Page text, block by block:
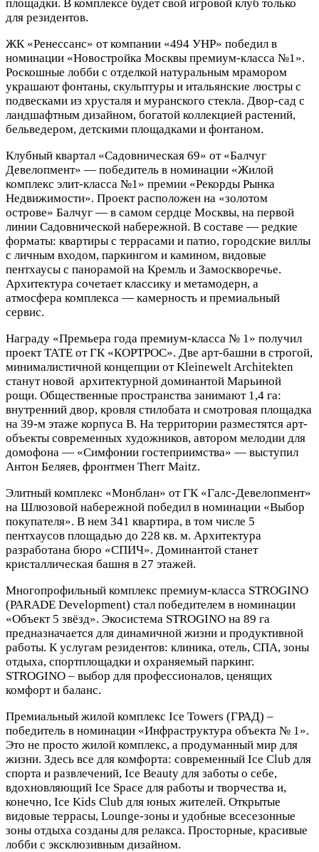
площадки. В комплексе будет свой игровой клуб только
для резидентов.
ЖК «Ренессанс» от компании «494 УНР» победил в
номинации «Новостройка Москвы премиум-класса №1».
Роскошные лобби с отделкой натуральным мрамором
украшают фонтаны, скульптуры и итальянские люстры с
подвесками из хрусталя и муранского стекла. Двор-сад с
ландшафтным дизайном, богатой коллекцией растений,
бельведером, детскими площадками и фонтаном.
Клубный квартал «Садовническая 69» от «Балчуг
Девелопмент» — победитель в номинации «Жилой
комплекс элит-класса №1» премии «Рекорды Рынка
Недвижимости». Проект расположен на «золотом
острове» Балчуг — в самом сердце Москвы, на первой
линии Садовнической набережной. В составе — редкие
форматы: квартиры с террасами и патио, городские виллы
с личным входом, паркингом и камином, видовые
пентхаусы с панорамой на Кремль и Замоскворечье.
Архитектура сочетает классику и метамодерн, а
атмосфера комплекса — камерность и премиальный
сервис.
Награду «Премьера года премиум-класса № 1» получил
проект ТАТЕ от ГК «КОРТРОС». Две арт-башни в строгой,
минималистичной концепции от Kleinewelt Architekten
станут новой архитектурной доминантой Марьиной
рощи. Общественные пространства занимают 1,4 га:
внутренний двор, кровля стилобата и смотровая площадка
на 39-м этаже корпуса B. На территории разместятся арт-
объекты современных художников, автором мелодии для
домофона — «Симфонии гостеприимства» — выступил
Антон Беляев, фронтмен Therr Maitz.
Элитный комплекс «Монблан» от ГК «Галс-Девелопмент»
на Шлюзовой набережной победил в номинации «Выбор
покупателя». В нем 341 квартира, в том числе 5
пентхаусов площадью до 228 кв. м. Архитектура
разработана бюро «СПИЧ». Доминантой станет
кристаллическая башня в 27 этажей.
Многопрофильный комплекс премиум-класса STROGINO
(PARADE Development) стал победителем в номинации
«Объект 5 звёзд». Экосистема STROGINO на 89 га
предназначается для динамичной жизни и продуктивной
работы. К услугам резидентов: клиника, отель, СПА, зоны
отдыха, спортплощадки и охраняемый паркинг.
STROGINO – выбор для профессионалов, ценящих
комфорт и баланс.
Премиальный жилой комплекс Ice Towers (ГРАД) –
победитель в номинации «Инфраструктура объекта № 1».
Это не просто жилой комплекс, а продуманный мир для
жизни. Здесь все для комфорта: современный Ice Club для
спорта и развлечений, Ice Beauty для заботы о себе,
вдохновляющий Ice Space для работы и творчества и,
конечно, Ice Kids Club для юных жителей. Открытые
видовые террасы, Lounge-зоны и удобные всесезонные
зоны отдыха созданы для релакса. Просторные, красивые
лобби с эксклюзивным дизайном.